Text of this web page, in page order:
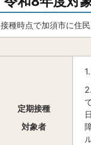
接種時点で加須市に住
定期接種
対象者
1.
2.